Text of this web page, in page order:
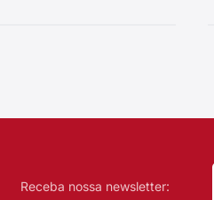
Receba nossa newsletter: